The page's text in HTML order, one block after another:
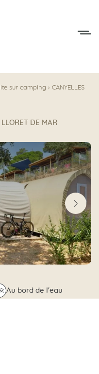
sur camping › CANYELLES
DE MAR
Au bord de l'eau